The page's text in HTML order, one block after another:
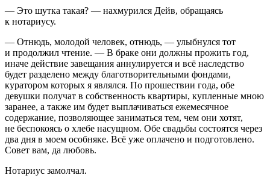
— Это шутка такая? — нахмурился Дейв, обращаясь
к нотариусу.
— Отнюдь, молодой человек, отнюдь, — улыбнулся тот
и продолжил чтение. — В браке они должны прожить год,
иначе действие завещания аннулируется и всё наследство
будет разделено между благотворительными фондами,
куратором которых я являлся. По прошествии года, обе
девушки получат в собственность квартиры, купленные мною
заранее, а также им будет выплачиваться ежемесячное
содержание, позволяющее заниматься тем, чем они хотят,
не беспокоясь о хлебе насущном. Обе свадьбы состоятся через
два дня в моем особняке. Всё уже оплачено и подготовлено.
Совет вам, да любовь.
Нотариус замолчал.